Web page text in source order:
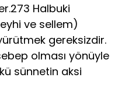
Halbuki
ve sellem)
gereksizdir.
olması yönüyle
sünnetin aksi